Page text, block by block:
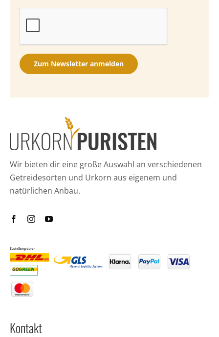
Zum Newsletter anmelden
Wir bieten dir eine große Auswahl an verschiedenen
Getreidesorten und Urkorn aus eigenem und
natürlichen Anbau.
Kontakt